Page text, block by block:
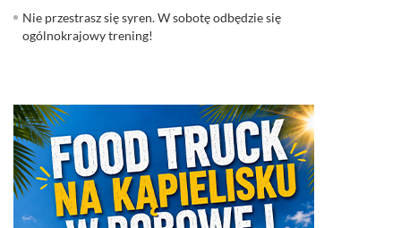
Nie przestrasz się syren. W sobotę odbędzie się
ogólnokrajowy trening!